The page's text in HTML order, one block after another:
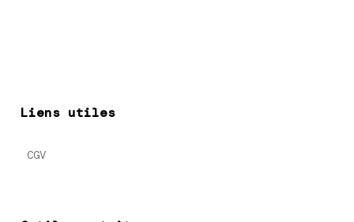
Liens utiles
CGV